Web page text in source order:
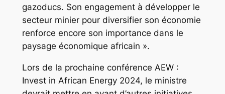
gazoducs. Son engagement à développer le
secteur minier pour diversifier son économie
renforce encore son importance dans le
paysage économique africain ».
Lors de la prochaine conférence AEW :
Invest in African Energy 2024, le ministre